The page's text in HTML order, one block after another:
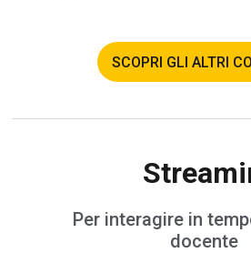
SCOPRI GLI ALTRI
Per interagire in
docente